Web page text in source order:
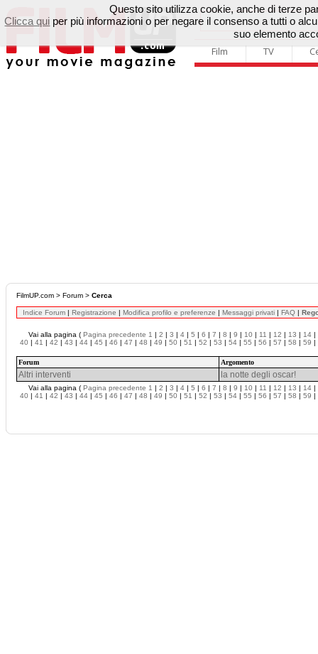
Film TV
FilmUP.com > Forum > Cerca
Indice Forum | Registrazione | Modifica profilo e preferenze | Messaggi privati | FAQ |
Vai alla pagina ( Pagina precedente 1 | 2 | 3 | 4 | 5 | 6 | 7 | 8 | 9 | 10 | 11 | 12 | 13 | 14 |
40 | 41 | 42 | 43 | 44 | 45 | 46 | 47 | 48 | 49 | 50 | 51 | 52 | 53 | 54 | 55 | 56 | 57 | 58 | 59 |
Forum Argomento
Altri interventi la notte degli oscar!
Vai alla pagina ( Pagina precedente 1 | 2 | 3 | 4 | 5 | 6 | 7 | 8 | 9 | 10 | 11 | 12 | 13 | 14 |
40 | 41 | 42 | 43 | 44 | 45 | 46 | 47 | 48 | 49 | 50 | 51 | 52 | 53 | 54 | 55 | 56 | 57 | 58 | 59 |
Questo sito utilizza cookie, anche di terze
Clicca qui per più informazioni o per negare il consenso a tutti o
suo elemento